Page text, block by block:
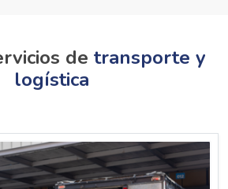
de transporte y
logística